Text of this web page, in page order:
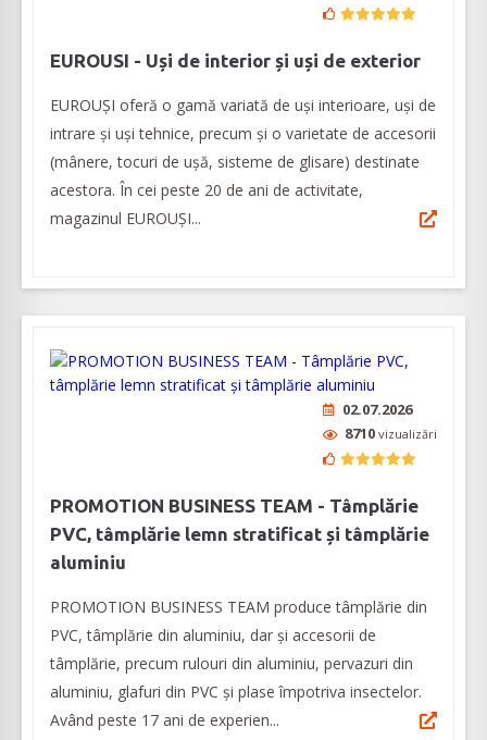
EUROUSI - Uși de interior și uși de exterior
EUROUȘI oferă o gamă variată de uși interioare, uşi de
intrare şi uşi tehnice, precum și o varietate de accesorii
(mânere, tocuri de ușă, sisteme de glisare) destinate
acestora. În cei peste 20 de ani de activitate,
magazinul EUROUŞI...
02.07.2026
8710 vizualizări
PROMOTION BUSINESS TEAM - Tâmplărie
PVC, tâmplărie lemn stratificat și tâmplărie
aluminiu
PROMOTION BUSINESS TEAM produce tâmplărie din
PVC, tâmplărie din aluminiu, dar și accesorii de
tâmplărie, precum rulouri din aluminiu, pervazuri din
aluminiu, glafuri din PVC și plase împotriva insectelor.
Având peste 17 ani de experien...